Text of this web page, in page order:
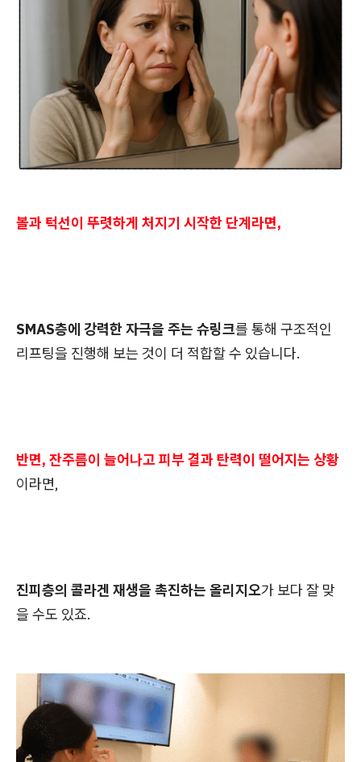
볼과 턱선이 뚜렷하게 처지기 시작한 단계라면,
SMAS층에 강력한 자극을 주는 슈링크를 통해 구조적인
리프팅을 진행해 보는 것이 더 적합할 수 있습니다.
반면, 잔주름이 늘어나고 피부 결과 탄력이 떨어지는 상황
이라면,
진피층의 콜라겐 재생을 촉진하는 올리지오가 보다 잘 맞
을 수도 있죠.